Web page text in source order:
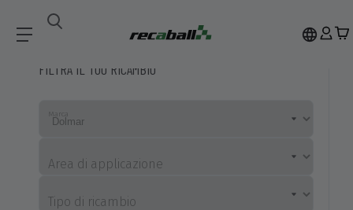
Ricambi Compatibili
FILTRA IL TUO RICAMBIO
Marca
Area di applicazione
Tipo di ricambio